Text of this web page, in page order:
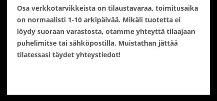
Osa verkkotarvikkeista on tilaustavaraa, toimitusaika
on normaalisti 1-10 arkipäivää. Mikäli tuotetta ei
löydy suoraan varastosta, otamme yhteyttä tilaajaan
puhelimitse tai sähköpostilla. Muistathan jättää
tilatessasi täydet yhteystiedot!